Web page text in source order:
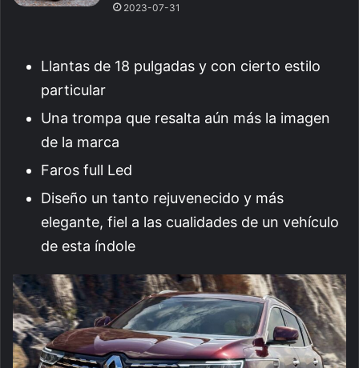
2023-07-31
Llantas de 18 pulgadas y con cierto estilo
particular
Una trompa que resalta aún más la imagen
de la marca
Faros full Led
Diseño un tanto rejuvenecido y más
elegante, fiel a las cualidades de un vehículo
de esta índole